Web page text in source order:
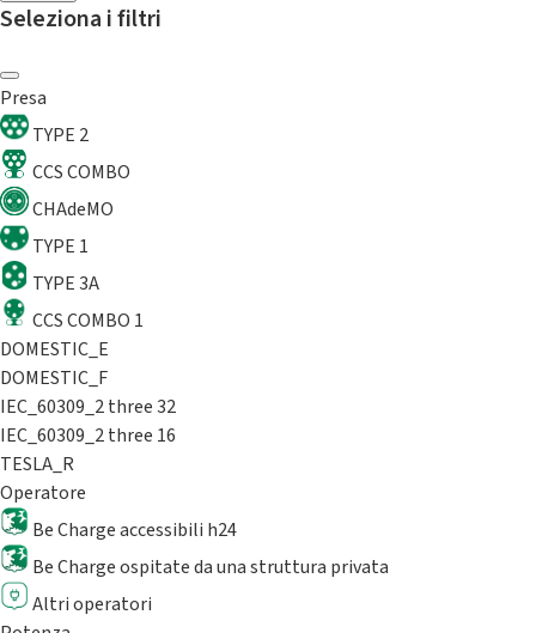
Seleziona i filtri
Presa
TYPE 2
CCS COMBO
CHAdeMO
TYPE 1
TYPE 3A
CCS COMBO 1
DOMESTIC_E
DOMESTIC_F
IEC_60309_2 three 32
IEC_60309_2 three 16
TESLA_R
Operatore
Be Charge accessibili h24
Be Charge ospitate da una struttura privata
Altri operatori